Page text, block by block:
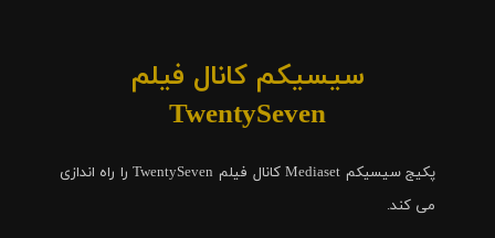
سیسیکم کانال فیلم
TwentySeven
پکیج سیسیکم Mediaset کانال فیلم TwentySeven را راه اندازی
می کند.